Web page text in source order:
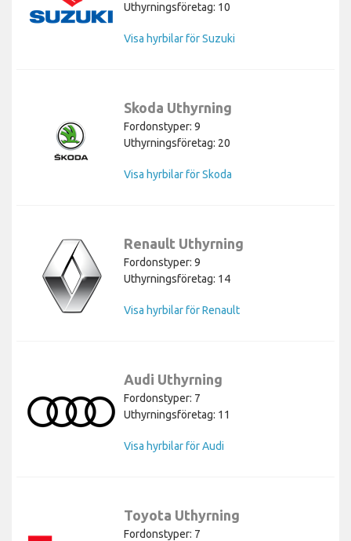
Uthyrningsföretag: 10
Visa hyrbilar för Suzuki
Skoda Uthyrning
Fordonstyper: 9
Uthyrningsföretag: 20
Visa hyrbilar för Skoda
Renault Uthyrning
Fordonstyper: 9
Uthyrningsföretag: 14
Visa hyrbilar för Renault
Audi Uthyrning
Fordonstyper: 7
Uthyrningsföretag: 11
Visa hyrbilar för Audi
Toyota Uthyrning
Fordonstyper: 7